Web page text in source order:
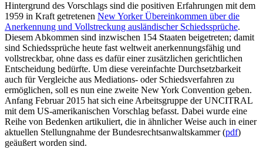
Hintergrund des Vorschlags sind die positiven Erfahrungen mit dem
1959 in Kraft getretenen New Yorker Übereinkommen über die
Anerkennung und Vollstreckung ausländischer Schiedssprüche.
Diesem Abkommen sind inzwischen 154 Staaten beigetreten; damit
sind Schiedssprüche heute fast weltweit anerkennungsfähig und
vollstreckbar, ohne dass es dafür einer zusätzlichen gerichtlichen
Entscheidung bedürfte. Um diese vereinfachte Durchsetzbarkeit
auch für Vergleiche aus Mediations- oder Schiedsverfahren zu
ermöglichen, soll es nun eine zweite New York Convention geben.
Anfang Februar 2015 hat sich eine Arbeitsgruppe der UNCITRAL
mit dem US-amerikanischen Vorschlag befasst. Dabei wurde eine
Reihe von Bedenken artikuliert, die in ähnlicher Weise auch in einer
aktuellen Stellungnahme der Bundesrechtsanwaltskammer (pdf)
geäußert worden sind.